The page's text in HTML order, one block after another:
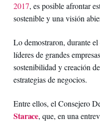
2017, es posible afrontar
sostenible y una visión
Lo demostraron, durante
líderes de grandes
sostenibilidad y creación
estrategias de negocios.
Entre ellos, el Consejero
Starace, que, en una